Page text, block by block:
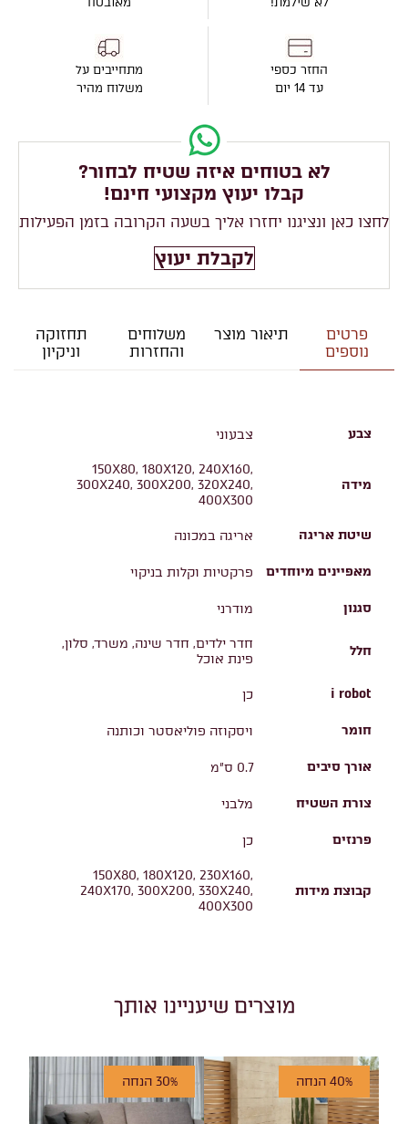
החזר כספי
עד 14 יום
מתחייבים על
משלוח מהיר
לא בטוחים איזה שטיח לבחור?
קבלו יעוץ מקצועי חינם!
לחצו כאן ונציגנו יחזרו אליך בשעה הקרובה בזמן הפעילות
לקבלת יעוץ
פרטים
נוספים
תיאור מוצר
משלוחים
והחזרות
תחזוקה
וניקיון
צבע צבעוני
מידה
150X80, 180X120, 240X160,
300X240, 300X200, 320X240,
400X300
שיטת אריגה אריגה במכונה
מאפיינים מיוחדים פרקטיות וקלות בניקוי
סגנון מודרני
חלל
חדר ילדים, חדר שינה, משרד, סלון,
פינת אוכל
i robot כן
חומר ויסקוזה פוליאסטר וכותנה
אורך סיבים 0.7 ס"מ
צורת השטיח מלבני
פרנזים כן
קבוצת מידות
150X80, 180X120, 230X160,
240X170, 300X200, 330X240,
400X300
מוצרים שיעניינו אותך
40% הנחה 30% הנחה